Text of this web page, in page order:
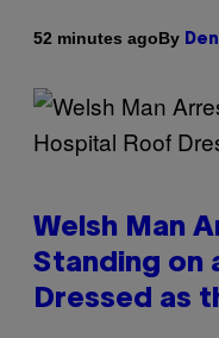
52 minutes agoBy
Welsh Man
Standing on
Dressed as